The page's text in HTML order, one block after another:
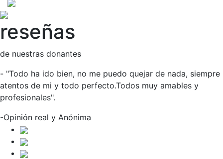
reseñas
de nuestras donantes
- "Todo ha ido bien, no me puedo quejar de nada, siempre
atentos de mi y todo perfecto.Todos muy amables y
profesionales".
-Opinión real y Anónima